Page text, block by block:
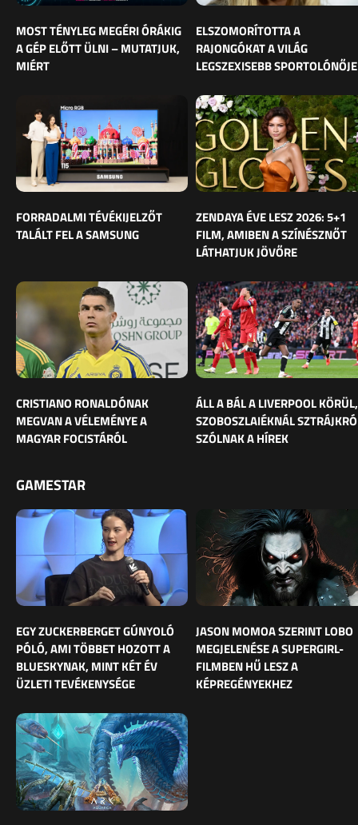
MOST TÉNYLEG MEGÉRI ÓRÁKIG
A GÉP ELŐTT ÜLNI – MUTATJUK,
MIÉRT
ELSZOMORÍTOTTA A
RAJONGÓKAT A VILÁG
LEGSZEXISEBB SPORTOLÓNŐJE
FORRADALMI TÉVÉKIJELZŐT
TALÁLT FEL A SAMSUNG
ZENDAYA ÉVE LESZ 2026: 5+1
FILM, AMIBEN A SZÍNÉSZNŐT
LÁTHATJUK JÖVŐRE
CRISTIANO RONALDÓNAK
MEGVAN A VÉLEMÉNYE A
MAGYAR FOCISTÁRÓL
ÁLL A BÁL A LIVERPOOL KÖRÜL,
SZOBOSZLAIÉKNÁL
SZÓLNAK A HÍREK
GAMESTAR
EGY ZUCKERBERGET GÚNYOLÓ
PÓLÓ, AMI TÖBBET HOZOTT A
BLUESKYNAK, MINT KÉT ÉV
ÜZLETI TEVÉKENYSÉGE
JASON MOMOA SZERINT LOBO
MEGJELENÉSE A SUPERGIRL-
FILMBEN HŰ LESZ A
KÉPREGÉNYEKHEZ